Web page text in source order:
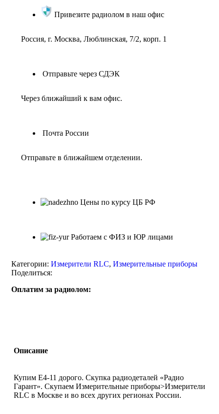
Привезите радиолом в наш офис
Россия, г. Москва, Люблинская, 7/2, корп. 1
Отправьте через СДЭК
Через ближайший к вам офис.
Почта России
Отправьте в ближайшем отделении.
Цены по курсу ЦБ РФ
Работаем с ФИЗ и ЮР лицами
Категории: Измерители RLС, Измерительные приборы
Поделиться:
Оплатим за радиолом:
Описание
Купим E4-11 дорого. Скупка радиодеталей «Радио
Гарант». Скупаем Измерительные приборы>Измерители
RLС в Москве и во всех других регионах России.